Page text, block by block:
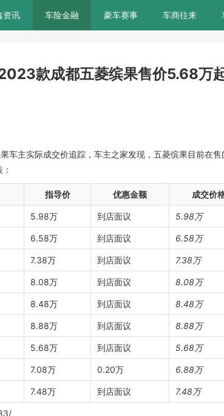
资讯 车险金融 豪车赛事 车商往来
款成都五菱缤果售价5.68万
车主实际成交价追踪，车主之家发现，五菱缤果目前在
指导价 优惠金额 成交价
5.98万 到店面议 5.98万
6.58万 到店面议 6.58万
7.38万 到店面议 7.38万
8.08万 到店面议 8.08万
8.48万 到店面议 8.48万
8.88万 到店面议 8.88万
5.68万 到店面议 5.68万
7.08万 0.20万 6.88万
7.48万 到店面议 7.48万